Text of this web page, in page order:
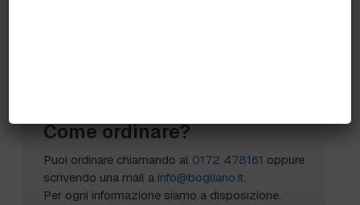
Come ordinare?
Puoi ordinare chiamando al 0172 478161 oppure
scrivendo una mail a info@bogliano.it.
Per ogni informazione siamo a disposizione.